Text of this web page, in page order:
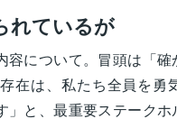
れているが
容について。冒頭は「
在は、私たち全員を勇
」と、最重要ステークホ